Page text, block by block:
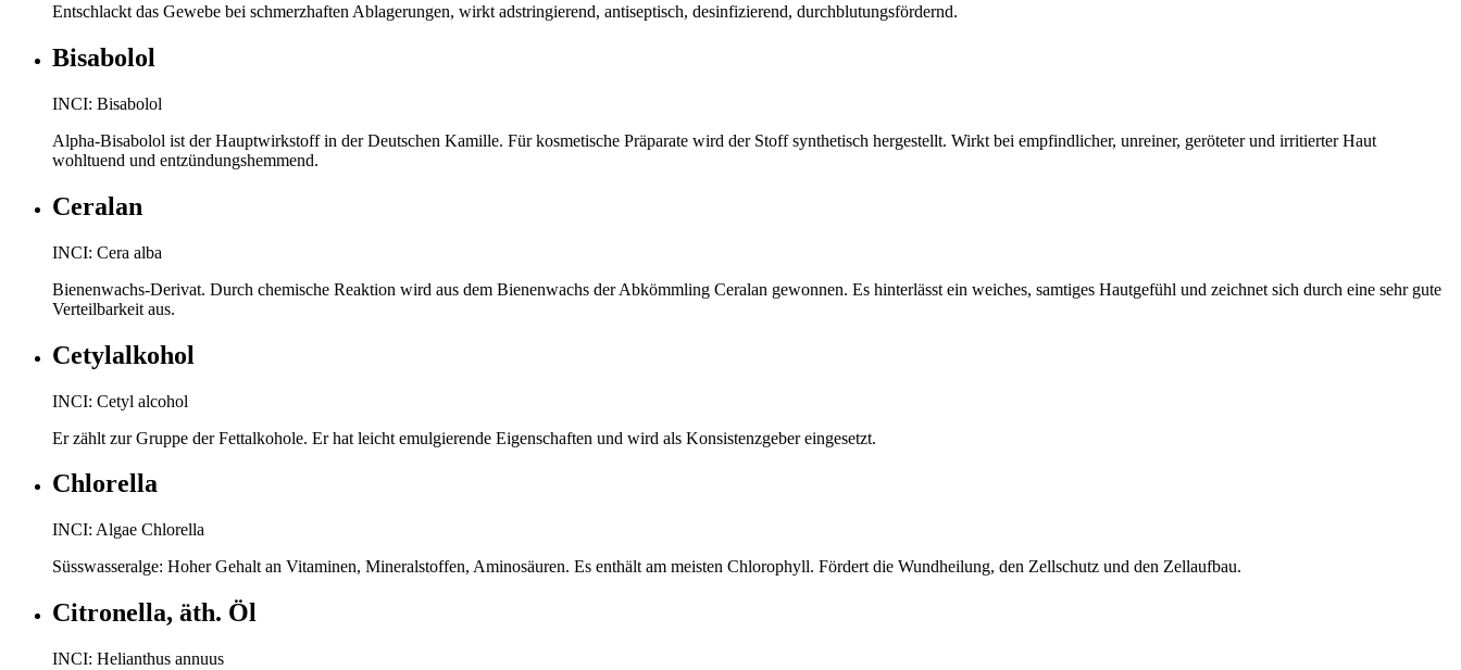
Entschlackt das Gewebe bei schmerzhaften Ablagerungen, wirkt adstringierend, antiseptisch, desinfizierend, durchblutungsfördernd.
Bisabolol
INCI: Bisabolol
Alpha-Bisabolol ist der Hauptwirkstoff in der Deutschen Kamille. Für kosmetische Präparate wird der Stoff synthetisch hergestellt. Wirkt bei empfindlicher, unreiner, geröteter und irritierter Haut
wohltuend und entzündungshemmend.
Ceralan
INCI: Cera alba
Bienenwachs-Derivat. Durch chemische Reaktion wird aus dem Bienenwachs der Abkömmling Ceralan gewonnen. Es hinterlässt ein weiches, samtiges Hautgefühl und zeichnet sich durch eine sehr gute
Verteilbarkeit aus.
Cetylalkohol
INCI: Cetyl alcohol
Er zählt zur Gruppe der Fettalkohole. Er hat leicht emulgierende Eigenschaften und wird als Konsistenzgeber eingesetzt.
Chlorella
INCI: Algae Chlorella
Süsswasseralge: Hoher Gehalt an Vitaminen, Mineralstoffen, Aminosäuren. Es enthält am meisten Chlorophyll. Fördert die Wundheilung, den Zellschutz und den Zellaufbau.
Citronella, äth. Öl
INCI: Helianthus annuus